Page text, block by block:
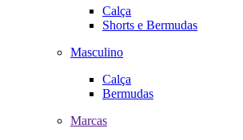
Calça
Shorts e Bermudas
Masculino
Calça
Bermudas
Marcas